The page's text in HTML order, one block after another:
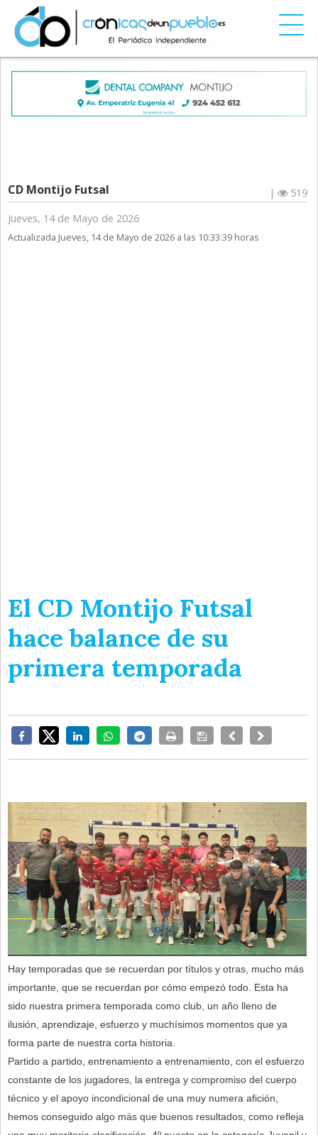
CD Montijo Futsal |
519
Jueves, 14 de Mayo de 2026
Actualizada Jueves, 14 de Mayo de 2026 a las 10:33:39 horas
El CD Montijo Futsal
hace balance de su
primera temporada
Hay temporadas que se recuerdan por títulos y otras, mucho más
importante, que se recuerdan por cómo empezó todo. Esta ha
sido nuestra primera temporada como club, un año lleno de
ilusión, aprendizaje, esfuerzo y muchísimos momentos que ya
forma parte de nuestra corta historia.
Partido a partido, entrenamiento a entrenamiento, con el esfuerzo
constante de los jugadores, la entrega y compromiso del cuerpo
técnico y el apoyo incondicional de una muy numera afición,
hemos conseguido algo más que buenos resultados, como refleja